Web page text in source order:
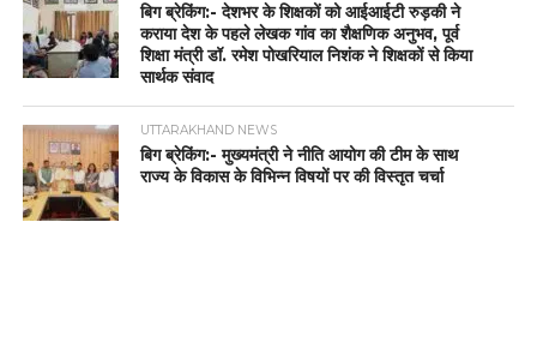
बिग ब्रेकिंग:- देशभर के शिक्षकों को आईआईटी रुड़की ने
कराया देश के पहले लेखक गांव का शैक्षणिक अनुभव, पूर्व
शिक्षा मंत्री डॉ. रमेश पोखरियाल निशंक ने शिक्षकों से किया
सार्थक संवाद
UTTARAKHAND NEWS
बिग ब्रेकिंग:- मुख्यमंत्री ने नीति आयोग की टीम के साथ
राज्य के विकास के विभिन्न विषयों पर की विस्तृत चर्चा